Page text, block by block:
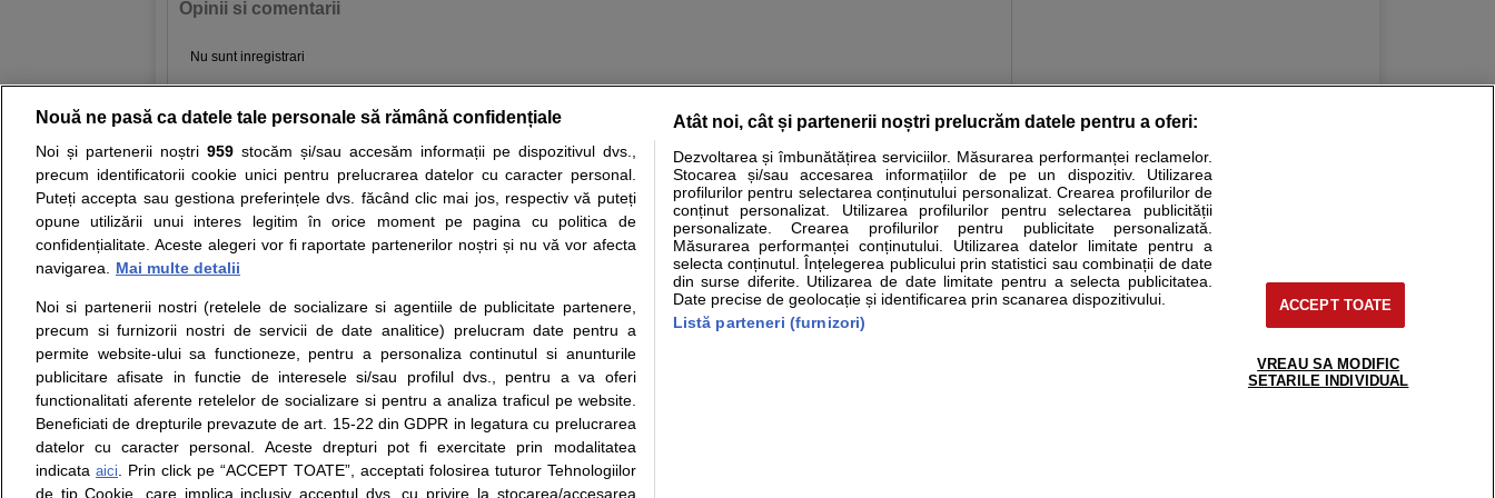
Opinii si comentarii
Nu sunt inregistrari
Resurse: Autoevaluare simptome Interpretare analize Specialitati medicale
Opiniile avizate ale medicilor, sfaturile si orice alte informatii despre sanatate disponibile pe sfatulmedicului.ro au scop informativ si educational. Ele nu pot substitui consultul medical direct si
nici diagnosticul stabilit in urma investigatiilor si analizelor medicale. Va sfatuim, ca pe langa informatia primita pe sfatulmedicului.ro sa consultati fie medicul Dvs., fie unul dintre medicii pe care
ii punem la dispozitie pentru programare in sistemul de programari la medic Clickmed.
Despre noi
Contact
Intrebari frecvente
Consultanti
medicali
Termeni si conditii
Politica de
confidentialitate
Politica de cookie
Modifica Setarile Cookie
Drepturile consumatorului
Protectia consumatorilor -
ANPC
Solutionarea Alternativa a
Litigiilor
Info consumator: 0800.080.999
Formulare europene - CNAS
Ministerul Sanatatii - ANMDM
Parteneri
Inscriere clinica
Pentru pacient
support@sfatulmedicului.ro
0374 109 268
Nouă ne pasă ca datele tale personale să rămână confidențiale
Noi și partenerii noștri 959stocăm și/sau accesăm informații pe dispozitivul dvs.,
precum identificatorii cookie unici pentru prelucrarea datelor cu caracter personal.
Puteți accepta sau gestiona preferințele dvs. făcând clic mai jos, respectiv vă puteți
opune utilizării unui interes legitim în orice moment pe pagina cu politica de
confidențialitate. Aceste alegeri vor fi raportate partenerilor noștri și nu vă vor afecta
navigarea.
Mai multe detalii
Noi si partenerii nostri (retelele de socializare si agentiile de publicitate partenere,
precum si furnizorii nostri de servicii de date analitice) prelucram date pentru a
permite website-ului sa functioneze, pentru a personaliza continutul si anunturile
publicitare afisate in functie de interesele si/sau profilul dvs., pentru a va oferi
functionalitati aferente retelelor de socializare si pentru a analiza traficul pe website.
Beneficiati de drepturile prevazute de art. 15-22 din GDPR in legatura cu prelucrarea
datelor cu caracter personal. Aceste drepturi pot fi exercitate prin modalitatea
indicata aici. Prin click pe “ACCEPT TOATE”, acceptati folosirea tuturor Tehnologiilor
de tip Cookie, care implica inclusiv acceptul dvs. cu privire la stocarea/accesarea
Atât noi, cât și partenerii noștri prelucrăm datele pentru a oferi:
Dezvoltarea și îmbunătățirea serviciilor. Măsurarea performanței reclamelor.
Stocarea și/sau accesarea informațiilor de pe un dispozitiv. Utilizarea
profilurilor pentru selectarea conținutului personalizat. Crearea profilurilor de
conținut personalizat. Utilizarea profilurilor pentru selectarea publicității
personalizate. Crearea profilurilor pentru publicitate personalizată.
Măsurarea performanței conținutului. Utilizarea datelor limitate pentru a
selecta conținutul. Înțelegerea publicului prin statistici sau combinații de date
din surse diferite. Utilizarea de date limitate pentru a selecta publicitatea.
Date precise de geolocație și identificarea prin scanarea dispozitivului.
Listă parteneri (furnizori)
ACCEPT TOATE
VREAU SA MODIFIC
SETARILE INDIVIDUAL